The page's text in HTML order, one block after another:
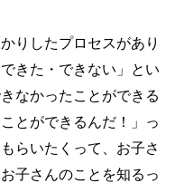
りしたプロセスがあり
きた・できない」とい
なかったことができる
とができるんだ！」っ
らいたくって、お子さ
子さんのことを知るっ